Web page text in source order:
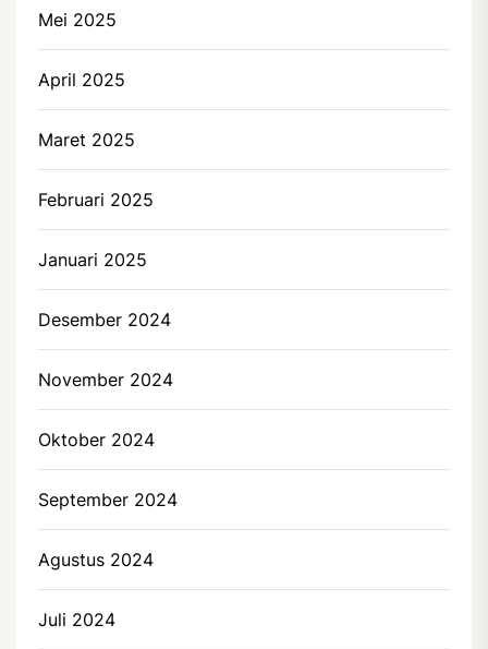
Mei 2025
April 2025
Maret 2025
Februari 2025
Januari 2025
Desember 2024
November 2024
Oktober 2024
September 2024
Agustus 2024
Juli 2024